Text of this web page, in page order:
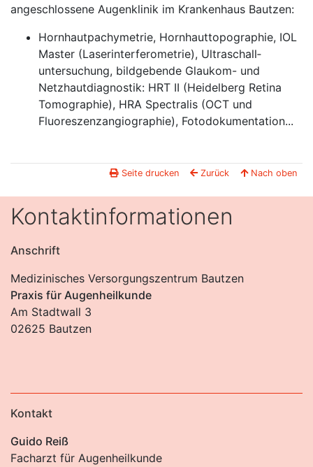
Kontaktinformationen
Anschrift
Medizinisches Versorgungszentrum Bautzen
Praxis für Augenheilkunde
Am Stadtwall 3
02625 Bautzen
Kontakt
Guido Reiß
Facharzt für Augenheilkunde
angeschlossene Augenklinik im Krankenhaus Bautzen:
Hornhautpachymetrie, Hornhauttopographie, IOL
Master (Laser­interferometrie), Ultraschall­
untersuchung, bildgebende Glaukom- und
Netzhautdiagnostik: HRT II (Heidelberg Retina
Tomographie), HRA Spectralis (OCT und
Fluoreszenz­angiographie), Foto­dokumentation...
Nach oben
Zurück
Seite drucken